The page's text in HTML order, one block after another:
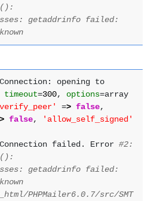
getaddrinfo failed:
Connection: opening to
timeout=300, options=array
=> false,
> false,
'allow_self_signed'
Connection failed. Error #2:
getaddrinfo failed:
PHPMailer6.0.7/src/SMT